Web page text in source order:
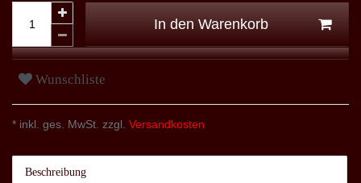
In den Warenkorb
Wunschliste
* inkl. ges. MwSt. zzgl. Versandkosten
Beschreibung